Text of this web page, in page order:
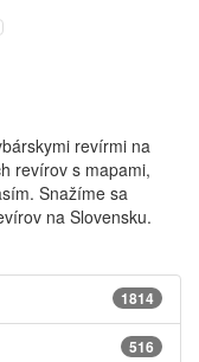
revírmi na
revírov s mapami,
Snažíme sa
na Slovensku.
1814
516